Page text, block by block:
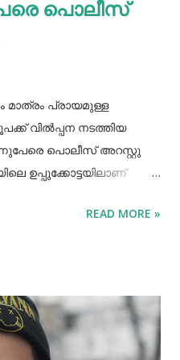
പൊലീസ്
മാത്രം പ്രായമുള്ള
വില്‍പ്പന നടത്തിയ
പൊലീസ് അറസ്റ്റു
ഉപ്പുക്കോട്ടയിലാണ്
അറസ്റ്റിലായത്. തേനി
കുഞ്ഞിനെ ഒരു ലക്ഷം
അച്ഛൻ
പറഞ്ഞു.
READ MORE »